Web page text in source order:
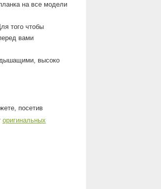
на все модели
того чтобы
вами
дышащими, высоко
посетив
оригинальных